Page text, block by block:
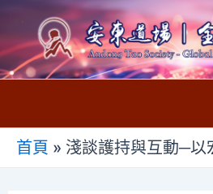
至
主
首頁 » 淺談護持與互動─以